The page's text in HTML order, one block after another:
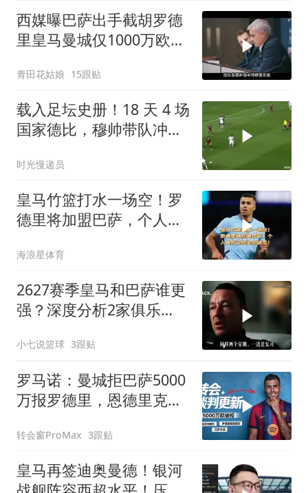
西媒曝巴萨出手截胡罗德
里皇马曼城仅1000万欧差
青田花姑娘 15跟贴
载入足坛史册！18 天 4 场
国家德比，穆帅带队冲破
时光慢递员
皇马竹篮打水一场空！罗
德里将加盟巴萨，个人条
海浪星体育
2627赛季皇马和巴萨谁更
强？深度分析2家俱乐
小七说篮球 3跟贴
罗马诺：曼城拒巴萨5000
万报罗德里，恩德里克或
转会窗ProMax 3跟贴
皇马再签迪奥曼德！银河